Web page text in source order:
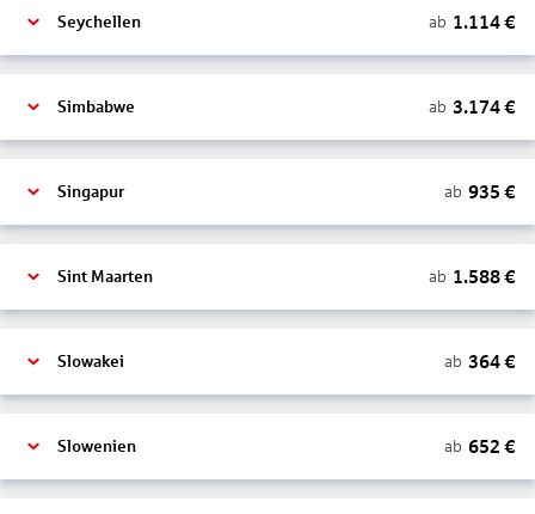
Seychellen ab 1.114€
Simbabwe ab 3.174€
Singapur ab 935 €
Sint Maarten ab 1.588€
Slowakei ab 364€
Slowenien ab 652 €